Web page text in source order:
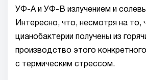
УФ-А и УФ-В излучением и
Интересно, что, несмотря на то,
цианобактерии получены из
производство этого
с термическим стрессом.